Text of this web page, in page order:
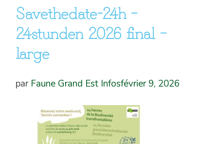
Savethedate-24h –
24stunden 2026 final –
large
par Faune Grand Est Infosfévrier 9, 2026